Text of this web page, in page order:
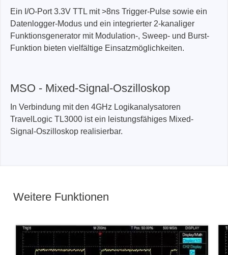
Ein I/O-Port 3.3V TTL mit >8ns Trigger-Pulse sowie ein
Datenlogger-Modus und ein integrierter 2-kanaliger
Funktionsgenerator mit Modulation-, Sweep- und Burst-
Funktion bieten vielfältige Einsatzmöglichkeiten.
MSO - Mixed-Signal-Oszilloskop
In Verbindung mit den 4GHz Logikanalysatoren
TravelLogic TL3000 ist ein leistungsfähiges Mixed-
Signal-Oszilloskop realisierbar.
Weitere Funktionen